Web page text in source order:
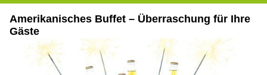
Amerikanisches Buffet – Überraschung für Ihre
Gäste